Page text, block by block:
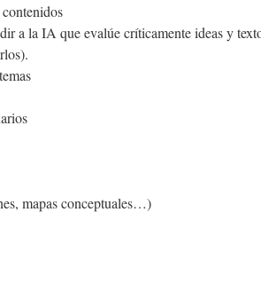
a la IA que evalúe críticamente ideas y
mapas conceptuales…)